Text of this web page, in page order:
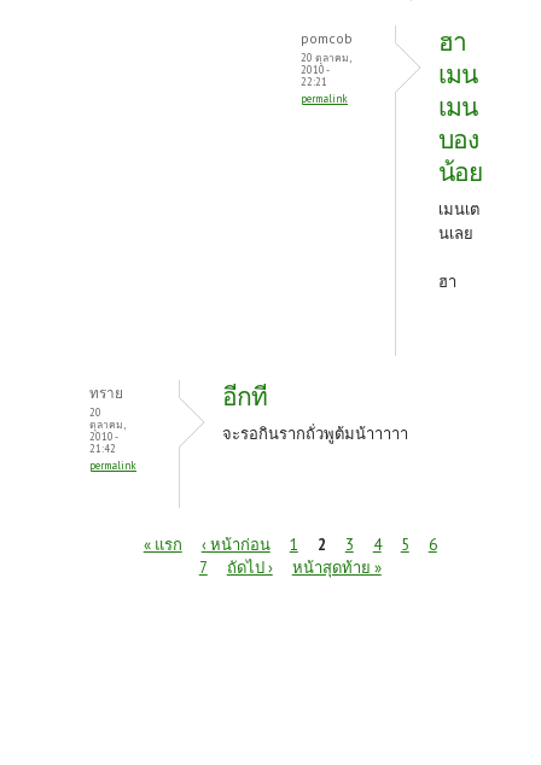
pomcob
20 ตุลาคม,
2010 -
22:21
permalink
ฮา
เมน
เมน
บอง
น้อย
เมนเต
นเลย
ฮา
ทราย
20
ตุลาคม,
2010 -
21:42
permalink
อีกที
จะรอกินรากถั่วพูต้มน้าาาาา
« แรก ‹ หน้าก่อน 1 2 3 4 5
6
7
ถัดไป › หน้าสุดท้าย »